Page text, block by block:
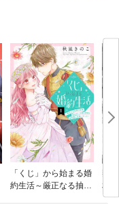
「くじ」から始まる婚
約生活～厳正なる抽選
契
相
相